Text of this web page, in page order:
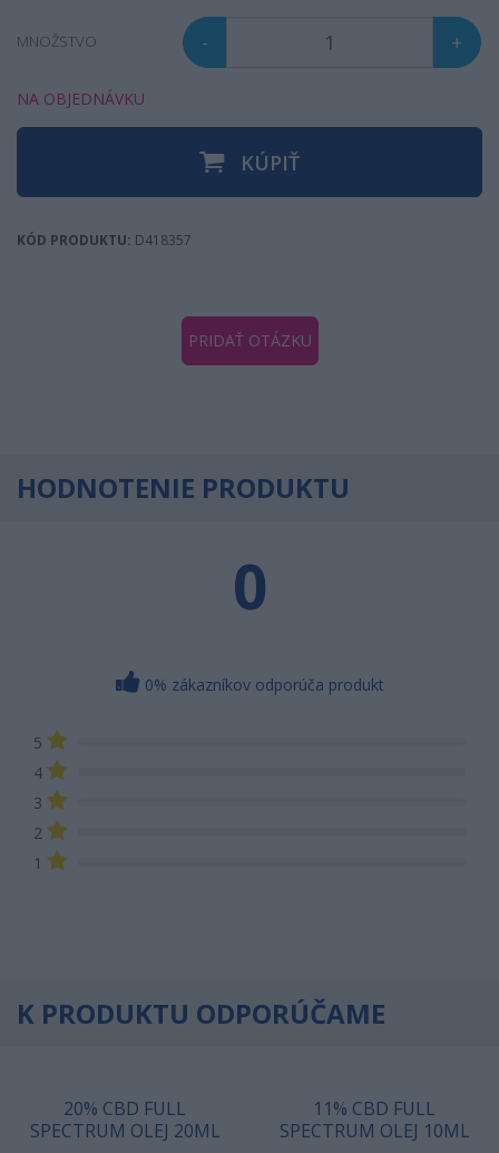
MNOŽSTVO - +
NA OBJEDNÁVKU
KÚPIŤ
KÓD PRODUKTU: D418357
PRIDAŤ OTÁZKU
HODNOTENIE PRODUKTU
0
0% zákazníkov odporúča produkt
5
4
3
2
1
K PRODUKTU ODPORÚČAME
20% CBD FULL
SPECTRUM OLEJ 20ML
11% CBD FULL
SPECTRUM OLEJ 10ML